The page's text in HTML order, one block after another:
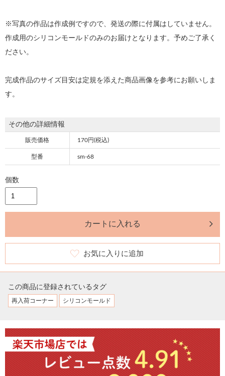
※写真の作品は作成例ですので、発送の際に付属はしていません。
作成用のシリコンモールドのみのお届けとなります。予めご了承く
ださい。
完成作品のサイズ目安は定規を添えた商品画像を参考にお願いしま
す。
その他の詳細情報
販売価格 170円(税込)
型番 sm-68
個数
カートに入れる
お気に入りに追加
この商品に登録されているタグ
再入荷コーナー シリコンモールド